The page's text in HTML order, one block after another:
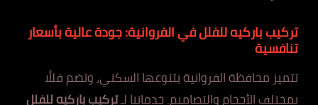
تركيب باركيه للفلل في الفروانية: جودة عالية بأسعار
تنافسية
تتميز محافظة الفروانية بتنوعها السكني، وتضم فللًا
بمختلف الأحجام والتصاميم. خدماتنا لـتركيب باركيه للفلل